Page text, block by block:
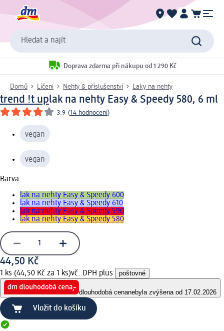
Hledat a najít
Doprava zdarma při nákupu od 1 290 Kč
Domů Líčení Nehty & příslušenství Laky na nehty
trend !t uplak na nehty Easy & Speedy 580, 6 ml
3.9 (14 hodnocení)
vegan
vegan
Barva
lak na nehty Easy & Speedy 600
lak na nehty Easy & Speedy 610
lak na nehty Easy & Speedy 590
lak na nehty Easy & Speedy 580
44,50 Kč
1 ks (44,50 Kč za 1 ks)vč. DPH plus poštovné
dlouhodobá cenanebyla zvýšena od 17.02.2026
Vložit do košíku